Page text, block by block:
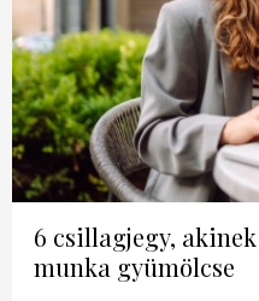
6 csillagjegy,
munka gyümölcse